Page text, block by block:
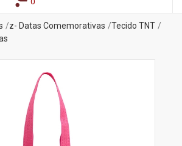
z- Datas Comemorativas
Tecido TNT